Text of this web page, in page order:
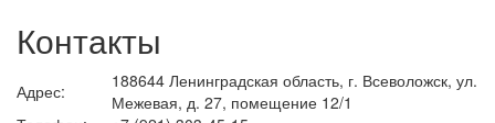
Контакты
Адрес:
188644 Ленинградская область, г. Всеволожск, ул.
Межевая, д. 27, помещение 12/1